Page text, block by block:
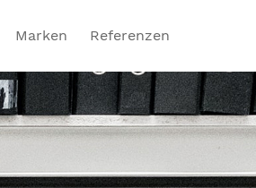
Marken Referenzen